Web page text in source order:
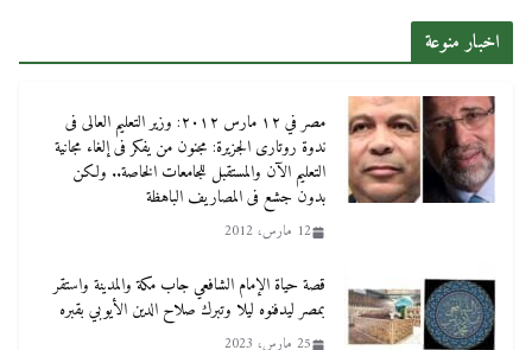
اخبار منوعة
مصر في ١٢ مارس ٢٠١٢: وزير التعليم العالى فى
ندوة روتارى الجزيرة: مجنون من يفكر فى إلغاء مجانية
التعليم الآن والمستقبل للجامعات الخاصة.. ولكن
بدون جشع فى المصاريف الباهظة
12 مارس، 2012
قصة حياة الإمام الشافعي جاب مكة والمدينة واستقر
بمصر ليدفنوه ليلا وتبرك صلاح الدين الأيوبي بقبره
25 مارس، 2023